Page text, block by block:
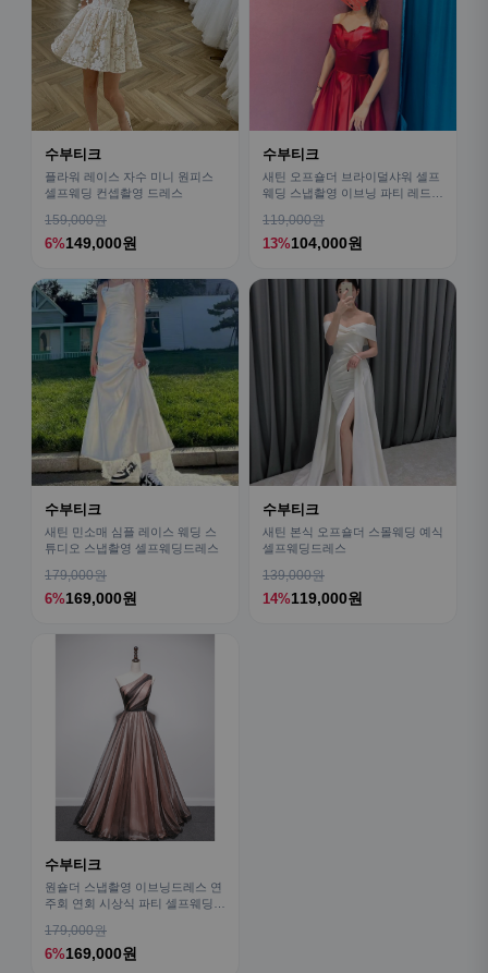
수부티크
플라워 레이스 자수 미니 원피스
셀프웨딩 컨셉촬영 드레스
159,000원
6%149,000원
수부티크
새틴 오프숄더 브라이덜샤워 셀프
웨딩 스냅촬영 이브닝 파티 레드드
119,000원
13%104,000원
수부티크
새틴 민소매 심플 레이스 웨딩 스
튜디오 스냅촬영 셀프웨딩드레스
179,000원
6%169,000원
수부티크
새틴 본식 오프숄더 스몰웨딩 예식
셀프웨딩드레스
139,000원
14%119,000원
수부티크
원숄더 스냅촬영 이브닝드레스 연
주회 연회 시상식 파티 셀프웨딩블
179,000원
6%169,000원